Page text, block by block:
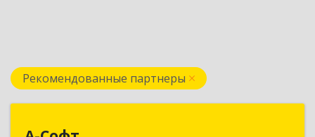
Рекомендованные партнеры